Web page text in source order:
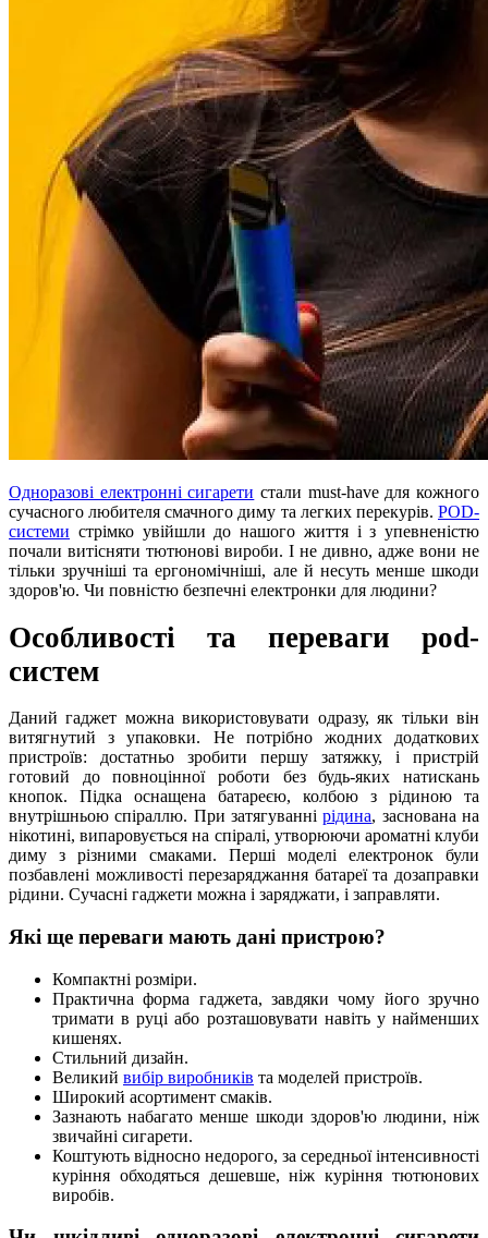
Одноразові електронні сигарети стали must-have для кожного
сучасного любителя смачного диму та легких перекурів. POD-
системи стрімко увійшли до нашого життя і з упевненістю
почали витісняти тютюнові вироби. І не дивно, адже вони не
тільки зручніші та ергономічніші, але й несуть менше шкоди
здоров'ю. Чи повністю безпечні електронки для людини?
Особливості та переваги pod-
систем
Даний гаджет можна використовувати одразу, як тільки він
витягнутий з упаковки. Не потрібно жодних додаткових
пристроїв: достатньо зробити першу затяжку, і пристрій
готовий до повноцінної роботи без будь-яких натискань
кнопок. Підка оснащена батареєю, колбою з рідиною та
внутрішньою спіраллю. При затягуваннірідина, заснована на
нікотині, випаровується на спіралі, утворюючи ароматні клуби
диму з різними смаками. Перші моделі електронок були
позбавлені можливості перезаряджання батареї та дозаправки
рідини. Сучасні гаджети можна і заряджати, і заправляти.
Які ще переваги мають дані пристрою?
Компактні розміри.
Практична форма гаджета, завдяки чому його зручно
тримати в руці або розташовувати навіть у найменших
кишенях.
Стильний дизайн.
Великий вибір виробників та моделей пристроїв.
Широкий асортимент смаків.
Зазнають набагато менше шкоди здоров'ю людини, ніж
звичайні сигарети.
Коштують відносно недорого, за середньої інтенсивності
куріння обходяться дешевше, ніж куріння тютюнових
виробів.